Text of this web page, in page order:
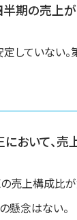
期の売上が
していない
おいて、売
売上構成比
懸念はない。